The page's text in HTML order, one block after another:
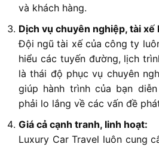
và khách hàng.
Dịch vụ chuyên nghiệp, tài xế
Đội ngũ tài xế của công ty
hiểu các tuyến đường, lịch
là thái độ phục vụ chuyên
giúp hành trình của bạn
phải lo lắng về các vấn đề
Giá cả cạnh tranh, linh hoạt:
Luxury Car Travel luôn cung